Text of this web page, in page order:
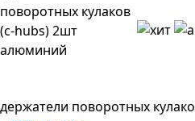
держатели поворотных